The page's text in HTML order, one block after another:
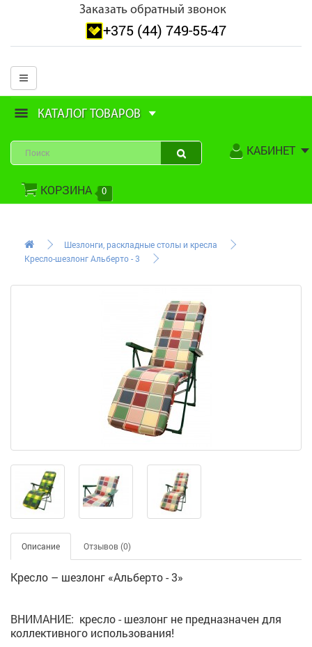
Заказать обратный звонок
+375 (44) 749-55-47
КАТАЛОГ ТОВАРОВ
КАБИНЕТ
КОРЗИНА 0
Шезлонги, раскладные столы и кресла
Кресло-шезлонг Альберто - 3
Описание Отзывов (0)
Кресло – шезлонг «Альберто - 3»
ВНИМАНИЕ: кресло - шезлонг не предназначен для
коллективного использования!